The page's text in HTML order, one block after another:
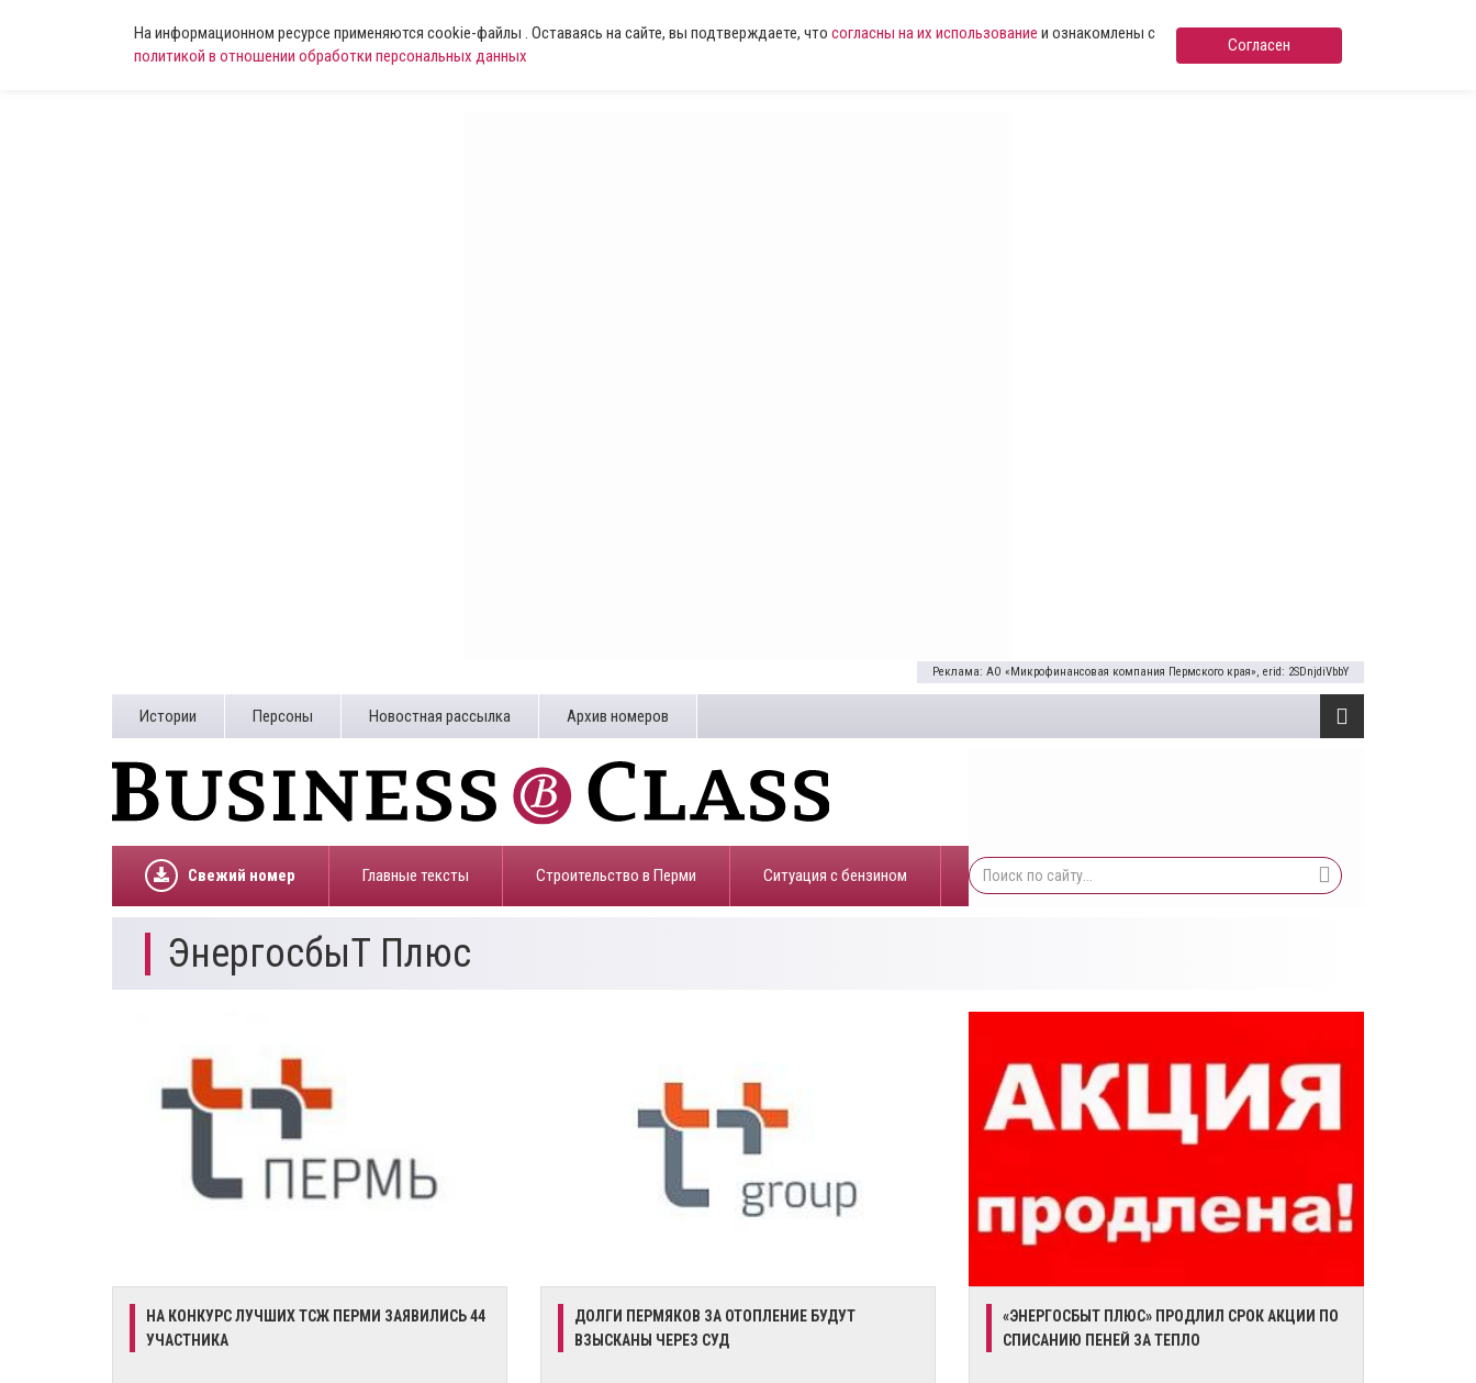
На информационном ресурсе применяются cookie-файлы . Оставаясь на сайте, вы подтверждаете, что согласны на их использование и ознакомлены с
политикой в отношении обработки персональных данных
Согласен
Реклама: АО «Микрофинансовая компания Пермского края», erid: 2SDnjdiVbbY
Истории Персоны Новостная рассылка Архив номеров
Свежий номер Главные тексты Строительство в Перми ​Ситуация с бензином
ЭнергосбыТ Плюс
НА КОНКУРС ЛУЧШИХ ТСЖ ПЕРМИ ЗАЯВИЛИСЬ 44
УЧАСТНИКА
ДОЛГИ ПЕРМЯКОВ ЗА ОТОПЛЕНИЕ БУДУТ
ВЗЫСКАНЫ ЧЕРЕЗ СУД
​«ЭНЕРГОСБЫТ ПЛЮС» ПРОДЛИЛ СРОК АКЦИИ ПО
СПИСАНИЮ ПЕНЕЙ ЗА ТЕПЛО